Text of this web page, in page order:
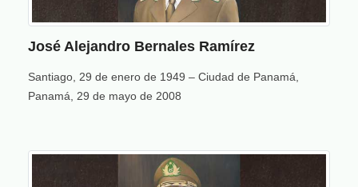
José Alejandro Bernales Ramírez
Santiago, 29 de enero de 1949 – Ciudad de Panamá,
Panamá, 29 de mayo de 2008